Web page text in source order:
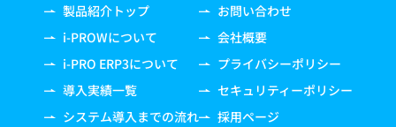
製品紹介トップ
i-PROWについて
i-PRO ERP3について
導入実績一覧
システム導入までの流れ
お問い合わせ
会社概要
プライバシーポリシー
セキュリティーポリシー
採用ページ